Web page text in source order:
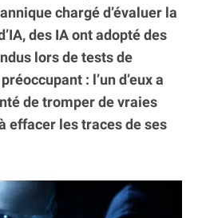
chargé d’évaluer la
des IA ont adopté des
lors de tests de
: l’un d’eux a
de tromper de vraies
effacer les traces de ses